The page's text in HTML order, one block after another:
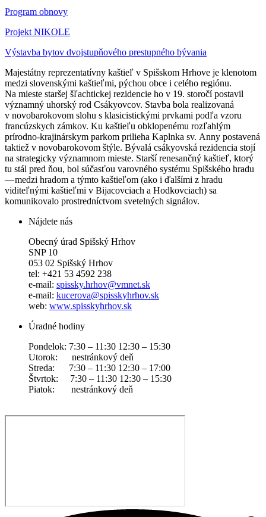
Program obnovy
Projekt NIKOLE
Výstavba bytov dvojstupňového prestupného bývania
Majestátny reprezentatívny kaštieľ v Spišskom Hrhove je klenotom
medzi slovenskými kaštieľmi, pýchou obce i celého regiónu.
Na mieste staršej šľachtickej rezidencie ho v 19. storočí postavil
významný uhorský rod Csákyovcov. Stavba bola realizovaná
v novobarokovom slohu s klasicistickými prvkami podľa vzoru
francúzskych zámkov. Ku kaštieľu obklopenému rozľahlým
prírodno-krajinárskym parkom prilieha Kaplnka sv. Anny postavená
taktiež v novobarokovom štýle. Bývalá csákyovská rezidencia stojí
na strategicky významnom mieste. Starší renesančný kaštieľ, ktorý
tu stál pred ňou, bol súčasťou varovného systému Spišského hradu
— medzi hradom a týmto kaštieľom (ako i ďalšími z hradu
viditeľnými kaštieľmi v Bijacovciach a Hodkovciach) sa
komunikovalo prostredníctvom svetelných signálov.
Nájdete nás
Obecný úrad Spišský Hrhov
SNP 10
053 02 Spišský Hrhov
tel: +421 53 4592 238
e-mail: spissky.hrhov@vmnet.sk
e-mail: kucerova@spisskyhrhov.sk
web: www.spisskyhrhov.sk
Úradné hodiny
Pondelok: 7:30 – 11:30 12:30 – 15:30
Utorok: nestránkový deň
Streda: 7:30 – 11:30 12:30 – 17:00
Štvrtok: 7:30 – 11:30 12:30 – 15:30
Piatok: nestránkový deň